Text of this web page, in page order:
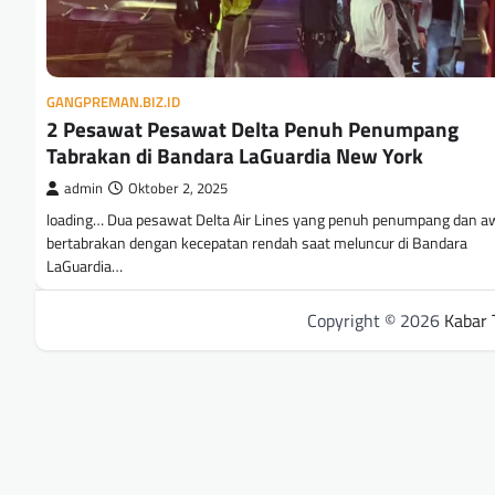
GANGPREMAN.BIZ.ID
2 Pesawat Pesawat Delta Penuh Penumpang
Tabrakan di Bandara LaGuardia New York
admin Oktober 2, 2025
loading… Dua pesawat Delta Air Lines yang penuh penumpang dan
bertabrakan dengan kecepatan rendah saat meluncur di Bandara
LaGuardia…
Copyright © 2026